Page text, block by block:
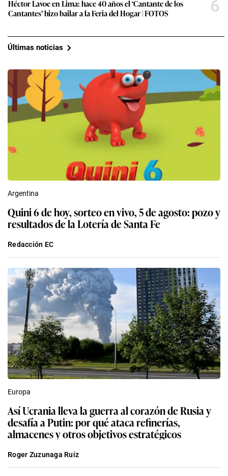
Héctor Lavoe en Lima: hace 40 años el ‘Cantante de los
Cantantes’ hizo bailar a la Feria del Hogar | FOTOS
6
Últimas noticias
Argentina
Quini 6 de hoy, sorteo en vivo, 5 de agosto: pozo y
resultados de la Lotería de Santa Fe
Redacción EC
Europa
Así Ucrania lleva la guerra al corazón de Rusia y
desafía a Putin: por qué ataca refinerías,
almacenes y otros objetivos estratégicos
Roger Zuzunaga Ruiz